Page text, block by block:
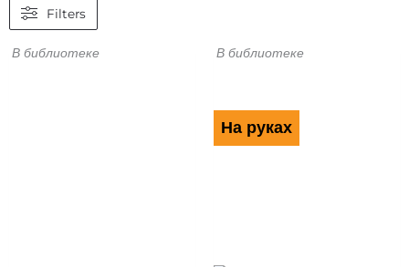
Filters
В библиотеке В библиотеке
На руках